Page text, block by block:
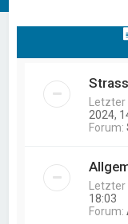
2024,
Forum:
18:03
Forum: